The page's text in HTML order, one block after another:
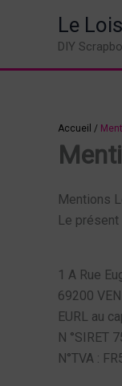
Le
DIY
Accueil /
Mentions
Le
1 A Rue
69200
EURL au
N °SIRET
N°TVA :